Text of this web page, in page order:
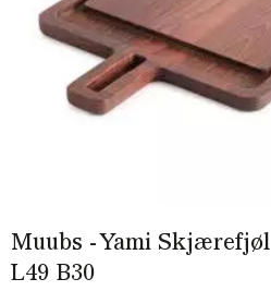
Previous
Muubs - Yami Skjærefjøl
L49 B30